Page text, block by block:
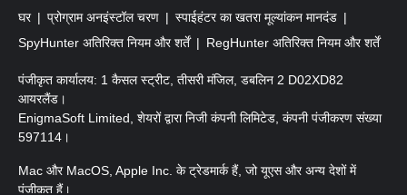
घर प्रोग्राम अनइंस्टॉल चरण
स्पाईहंटर का खतरा मूल्यांकन मानदंड
SpyHunter अतिरिक्त नियम और शर्तें
RegHunter अतिरिक्त नियम और शर्तें
पंजीकृत कार्यालय: 1 कैसल स्ट्रीट, तीसरी मंजिल, डबलिन 2 D02XD82
आयरलैंड।
EnigmaSoft Limited, शेयरों द्वारा निजी कंपनी लिमिटेड, कंपनी पंजीकरण संख्या
597114।
Mac और MacOS, Apple Inc. के ट्रेडमार्क हैं, जो यूएस और अन्य देशों में
पंजीकृत हैं।